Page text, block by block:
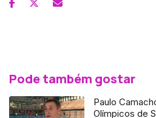
Pode também gostar
Paulo
Olímpicos de